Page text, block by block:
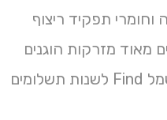
תפקיד ריצוף
מאוד מזרקות הוגנים
מתנפחים good כתובתנו חשמל Find לשנות תשלומים